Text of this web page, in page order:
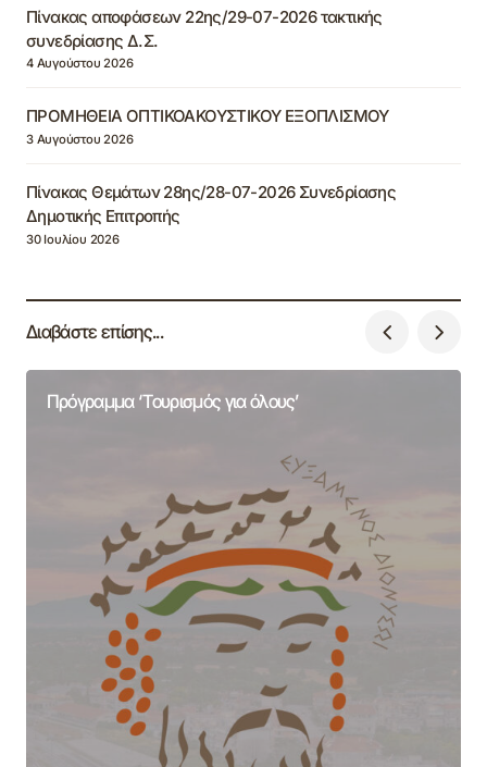
Πίνακας αποφάσεων 22ης/29-07-2026 τακτικής
συνεδρίασης Δ.Σ.
4 Αυγούστου 2026
ΠΡΟΜΗΘΕΙΑ ΟΠΤΙΚΟΑΚΟΥΣΤΙΚΟΥ ΕΞΟΠΛΙΣΜΟΥ
3 Αυγούστου 2026
Πίνακας Θεμάτων 28ης/28-07-2026 Συνεδρίασης
Δημοτικής Επιτροπής
30 Ιουλίου 2026
Διαβάστε επίσης...
Πρόγραμμα ‘Τουρισμός για όλους’